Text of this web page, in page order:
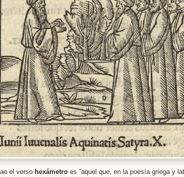
el verso hexámetro es ”aquel que, en la poesía griega y